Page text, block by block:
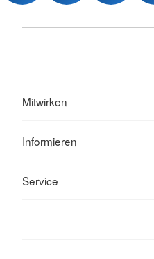
Mitwirken
Informieren
Service